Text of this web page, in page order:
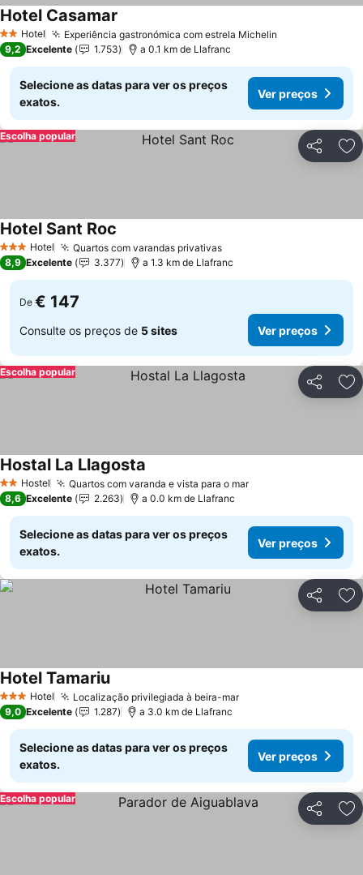
2 Estrelas
Hotel Experiência gastronómica com estrela Michelin
Hotel Casamar
9,2 Excelente 1.753 a 0.1 km de Llafranc
Selecione as datas para ver os preços
exatos.
Ver preços
Partilhar
Escolha popular
3 EstrelasHotel Quartos com varandas privativasVer preços
Hotel Sant Roc
8,9 Excelente 3.377 a 1.3 km de Llafranc
De € 147
Consulte os preços de 5 sites Ver preços
Partilhar
Escolha popular
2 Estrelas
Hostel Quartos com varanda e vista para o marVer preços
Hostal La Llagosta
8,6 Excelente 2.263 a 0.0 km de Llafranc
Selecione as datas para ver os preços
exatos.
Ver preços
Partilhar
3 EstrelasHotel Localização privilegiada à beira-marVer preços
Hotel TamariuVer preços
9,0 Excelente 1.287 a 3.0 km de Llafranc
Selecione as datas para ver os preços
exatos.
Ver preços
Partilhar
Escolha popular